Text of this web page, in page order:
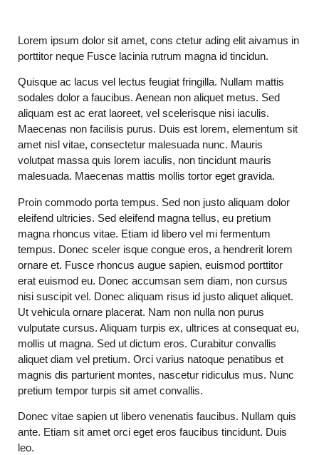
Lorem ipsum dolor sit amet, cons ctetur ading elit aivamus in
porttitor neque Fusce lacinia rutrum magna id tincidun.
Quisque ac lacus vel lectus feugiat fringilla. Nullam mattis
sodales dolor a faucibus. Aenean non aliquet metus. Sed
aliquam est ac erat laoreet, vel scelerisque nisi iaculis.
Maecenas non facilisis purus. Duis est lorem, elementum sit
amet nisl vitae, consectetur malesuada nunc. Mauris
volutpat massa quis lorem iaculis, non tincidunt mauris
malesuada. Maecenas mattis mollis tortor eget gravida.
Proin commodo porta tempus. Sed non justo aliquam dolor
eleifend ultricies. Sed eleifend magna tellus, eu pretium
magna rhoncus vitae. Etiam id libero vel mi fermentum
tempus. Donec sceler isque congue eros, a hendrerit lorem
ornare et. Fusce rhoncus augue sapien, euismod porttitor
erat euismod eu. Donec accumsan sem diam, non cursus
nisi suscipit vel. Donec aliquam risus id justo aliquet aliquet.
Ut vehicula ornare placerat. Nam non nulla non purus
vulputate cursus. Aliquam turpis ex, ultrices at consequat eu,
mollis ut magna. Sed ut dictum eros. Curabitur convallis
aliquet diam vel pretium. Orci varius natoque penatibus et
magnis dis parturient montes, nascetur ridiculus mus. Nunc
pretium tempor turpis sit amet convallis.
Donec vitae sapien ut libero venenatis faucibus. Nullam quis
ante. Etiam sit amet orci eget eros faucibus tincidunt. Duis
leo.